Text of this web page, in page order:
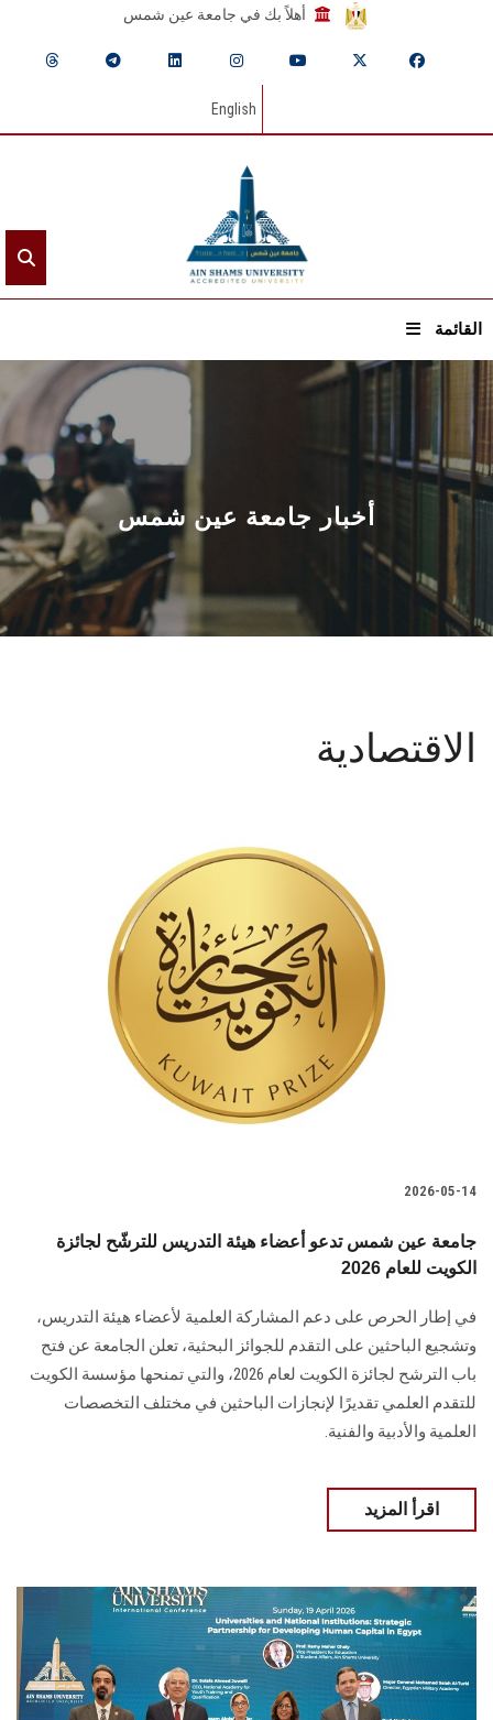
أهلاً بك في جامعة عين شمس
English
القائمة
الرئيسيـة
عن الجامعة
القطاعـات
الشئون الأكاديمية
البحث العلمي
الموظفون
سجل الان
أخبار جامعة عين شمس
الاقتصادية
2026-05-14
جامعة عين شمس تدعو أعضاء هيئة التدريس للترشّح لجائزة
الكويت للعام 2026
في إطار الحرص على دعم المشاركة العلمية لأعضاء هيئة التدريس،
وتشجيع الباحثين على التقدم للجوائز البحثية، تعلن الجامعة عن فتح
باب الترشح لجائزة الكويت لعام 2026، والتي تمنحها مؤسسة الكويت
للتقدم العلمي تقديرًا لإنجازات الباحثين في مختلف التخصصات
العلمية والأدبية والفنية.
اقرأ المزيد